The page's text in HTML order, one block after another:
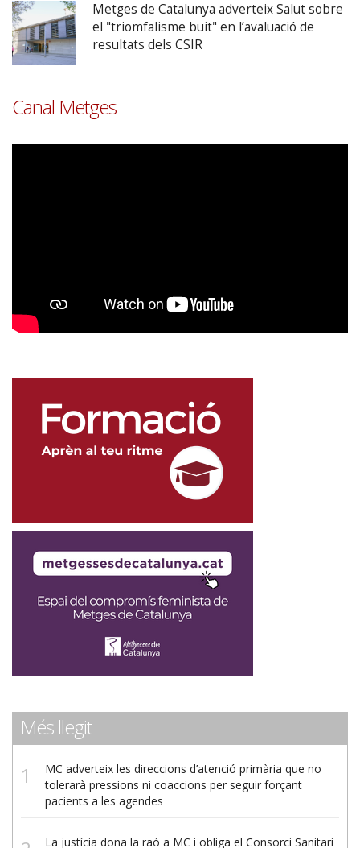
Metges de Catalunya adverteix Salut sobre
el "triomfalisme buit" en l’avaluació de
resultats dels CSIR
Canal Metges
Més llegit
MC adverteix les direccions d’atenció primària que no
tolerarà pressions ni coaccions per seguir forçant
pacients a les agendes
La justícia dona la raó a MC i obliga el Consorci Sanitari